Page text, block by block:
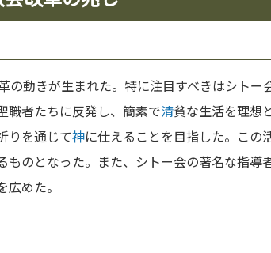
の動きが生まれた。特に注目すべきはシトー
職者たちに反発し、簡素で清貧な生活を理想
りを通じて神に仕えることを目指した。この
ものとなった。また、シトー会の著名な指導
広めた。